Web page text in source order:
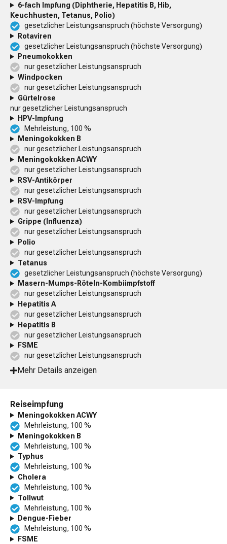
6-fach Impfung (Diphtherie, Hepatitis B, Hib,
Keuchhusten, Tetanus, Polio)
gesetzlicher Leistungsanspruch (höchste Versorgung)
Rotaviren
gesetzlicher Leistungsanspruch (höchste Versorgung)
Pneumokokken
nur gesetzlicher Leistungsanspruch
Windpocken
nur gesetzlicher Leistungsanspruch
Gürtelrose
nur gesetzlicher Leistungsanspruch
HPV-Impfung
Mehrleistung, 100 %
Meningokokken B
nur gesetzlicher Leistungsanspruch
Meningokokken ACWY
nur gesetzlicher Leistungsanspruch
RSV-Antikörper
nur gesetzlicher Leistungsanspruch
RSV-Impfung
nur gesetzlicher Leistungsanspruch
Grippe (Influenza)
nur gesetzlicher Leistungsanspruch
Polio
nur gesetzlicher Leistungsanspruch
Tetanus
gesetzlicher Leistungsanspruch (höchste Versorgung)
Masern-Mumps-Röteln-Kombiimpfstoff
nur gesetzlicher Leistungsanspruch
Hepatitis A
nur gesetzlicher Leistungsanspruch
Hepatitis B
nur gesetzlicher Leistungsanspruch
FSME
nur gesetzlicher Leistungsanspruch
Mehr Details anzeigen
Reiseimpfung
Meningokokken ACWY
Mehrleistung, 100 %
Meningokokken B
Mehrleistung, 100 %
Typhus
Mehrleistung, 100 %
Cholera
Mehrleistung, 100 %
Tollwut
Mehrleistung, 100 %
Dengue-Fieber
Mehrleistung, 100 %
FSME